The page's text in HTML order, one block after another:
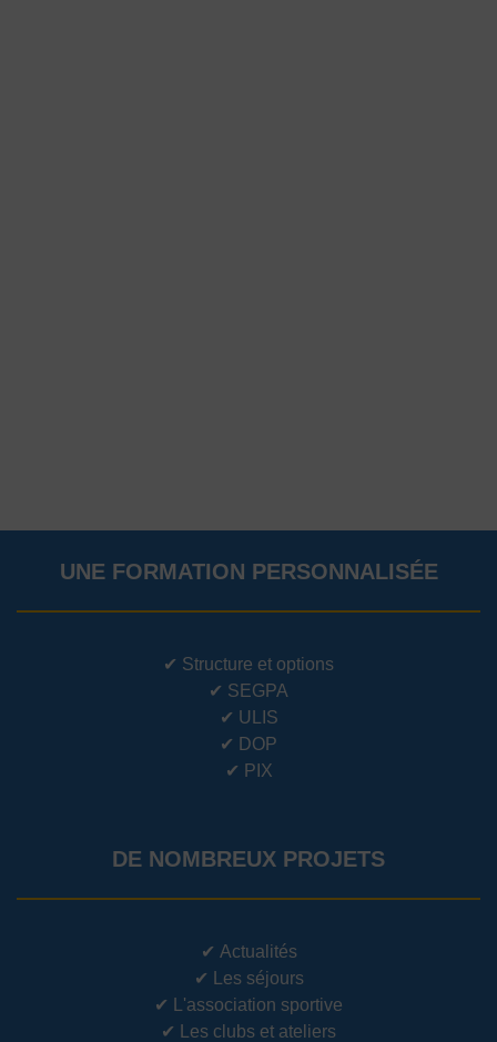
UNE FORMATION PERSONNALISÉE
✔ Structure et options
✔ SEGPA
✔ ULIS
✔ DOP
✔ PIX
DE NOMBREUX PROJETS
✔ Actualités
✔
Les séjours
✔
L'association sportive
✔
Les clubs et ateliers